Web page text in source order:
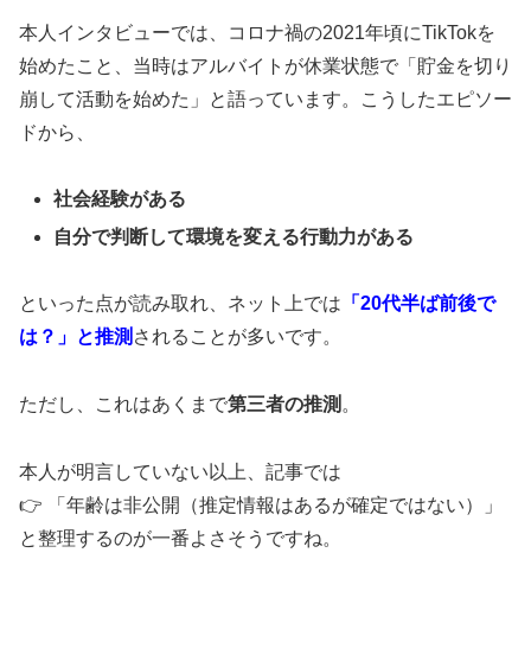
本人インタビューでは、コロナ禍の2021年頃にTikTokを
始めたこと、当時はアルバイトが休業状態で「貯金を切り
崩して活動を始めた」と語っています。こうしたエピソー
ドから、
社会経験がある
自分で判断して環境を変える行動力がある
といった点が読み取れ、ネット上では 「20代半ば前後で
は？」と推測 されることが多いです。
ただし、これはあくまで第三者の推測 。
本人が明言していない以上、記事では
👉 「年齢は非公開（推定情報はあるが確定ではない）」
と整理するのが一番よさそうですね。